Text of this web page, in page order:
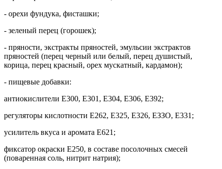
- орехи фундука, фисташки;
- зеленый перец (горошек);
- пряности, экстракты пряностей, эмульсии экстрактов
пряностей (перец черный или белый, перец душистый,
корица, перец красный, орех мускатный, кардамон);
- пищевые добавки:
антиокислители Е300, Е301, Е304, Е306, Е392;
регуляторы кислотности Е262, Е325, Е326, ЕЗЗО, Е331;
усилитель вкуса и аромата Е621;
фиксатор окраски Е250, в составе посолочных смесей
(поваренная соль, нитрит натрия);